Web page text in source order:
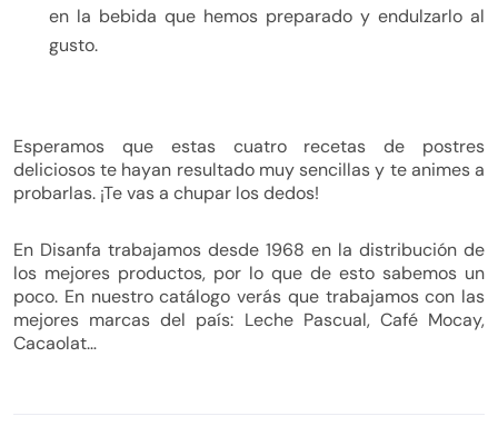
en la bebida que hemos preparado y endulzarlo al
gusto.
Esperamos que estas cuatro recetas de postres
deliciosos te hayan resultado muy sencillas y te animes a
probarlas. ¡Te vas a chupar los dedos!
En Disanfa trabajamos desde 1968 en la distribución de
los mejores productos, por lo que de esto sabemos un
poco. En nuestro catálogo verás que trabajamos con las
mejores marcas del país: Leche Pascual, Café Mocay,
Cacaolat…